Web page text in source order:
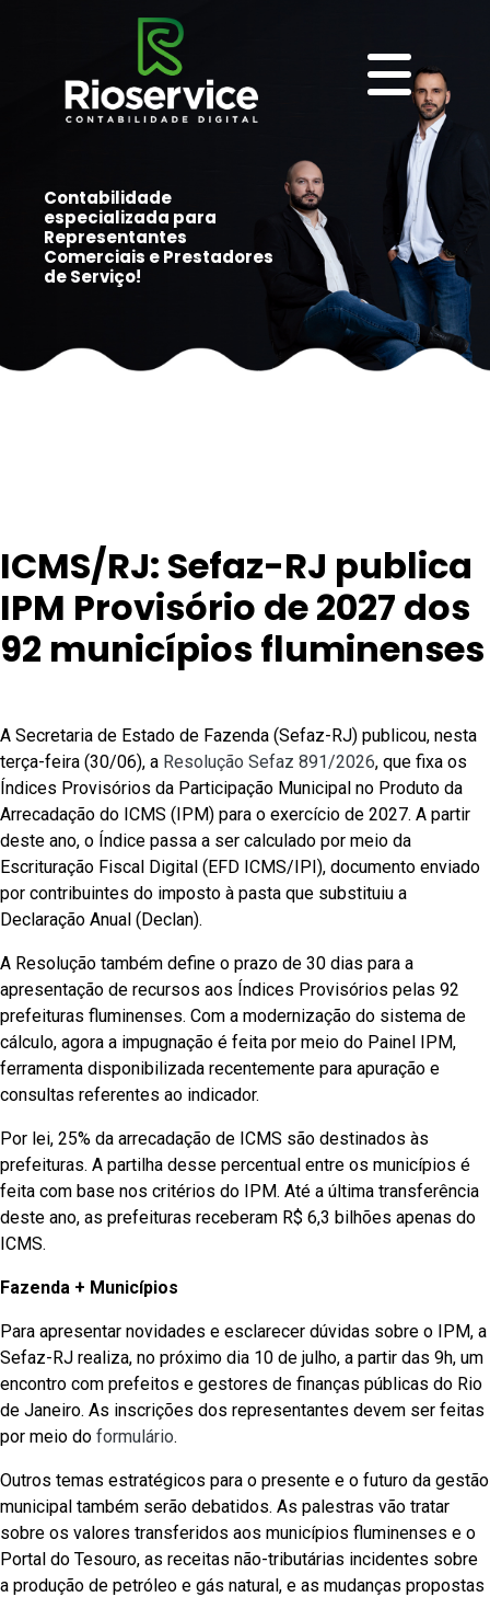
Contabilidade
especializada para
Representantes
Comerciais e Prestadores
de Serviço!
ICMS/RJ: Sefaz-RJ publica
IPM Provisório de 2027 dos
92 municípios fluminenses
A Secretaria de Estado de Fazenda (Sefaz-RJ) publicou, nesta
terça-feira (30/06), a Resolução Sefaz 891/2026, que fixa os
Índices Provisórios da Participação Municipal no Produto da
Arrecadação do ICMS (IPM) para o exercício de 2027. A partir
deste ano, o Índice passa a ser calculado por meio da
Escrituração Fiscal Digital (EFD ICMS/IPI), documento enviado
por contribuintes do imposto à pasta que substituiu a
Declaração Anual (Declan).
A Resolução também define o prazo de 30 dias para a
apresentação de recursos aos Índices Provisórios pelas 92
prefeituras fluminenses. Com a modernização do sistema de
cálculo, agora a impugnação é feita por meio do Painel IPM,
ferramenta disponibilizada recentemente para apuração e
consultas referentes ao indicador.
Por lei, 25% da arrecadação de ICMS são destinados às
prefeituras. A partilha desse percentual entre os municípios é
feita com base nos critérios do IPM. Até a última transferência
deste ano, as prefeituras receberam R$ 6,3 bilhões apenas do
ICMS.
Fazenda + Municípios
Para apresentar novidades e esclarecer dúvidas sobre o IPM, a
Sefaz-RJ realiza, no próximo dia 10 de julho, a partir das 9h, um
encontro com prefeitos e gestores de finanças públicas do Rio
de Janeiro. As inscrições dos representantes devem ser feitas
por meio do formulário.
Outros temas estratégicos para o presente e o futuro da gestão
municipal também serão debatidos. As palestras vão tratar
sobre os valores transferidos aos municípios fluminenses e o
Portal do Tesouro, as receitas não-tributárias incidentes sobre
a produção de petróleo e gás natural, e as mudanças propostas